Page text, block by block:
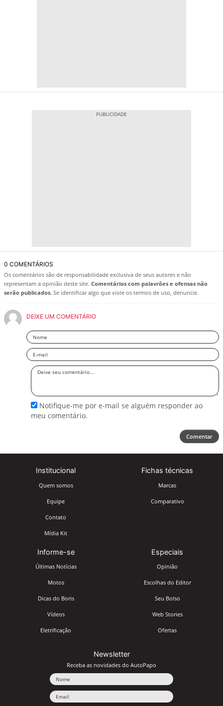
0 COMENTÁRIOS
Os comentários são de responsabilidade exclusiva de seus autores e não
representam a opinião deste site. Comentários com palavrões e ofensas não
serão publicados. Se identificar algo que viole os termos de uso, denuncie.
DEIXE UM COMENTÁRIO
Nome
Email
Deixe
Notifique-me por e-mail se alguém responder ao
meu comentário.
Comentar
Institucional
Quem somos
Equipe
Contato
Mídia Kit
Fichas técnicas
Marcas
Comparativo
Informe-se
Últimas Notícias
Motos
Dicas do Boris
Vídeos
Eletrificação
Especiais
Opinião
Escolhas do Editor
Seu Bolso
Web Stories
Ofertas
Newsletter
Receba as novidades do AutoPapo